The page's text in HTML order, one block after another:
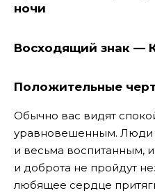
ночи
Восходящий знак —
Положительные
Обычно вас видят
уравновешенным. Люди
и весьма воспитанным,
и доброта не пройдут
любящее сердце